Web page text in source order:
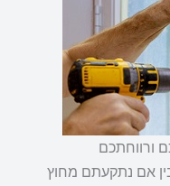
ורווחתכם
אם נתקעתם מחוץ